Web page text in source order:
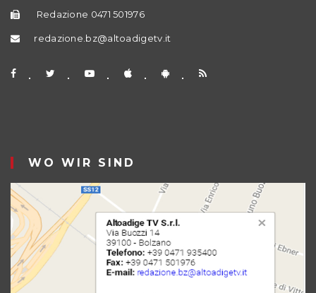
Redazione 0471 501976
redazione.bz@altoadigetv.it
WO WIR SIND